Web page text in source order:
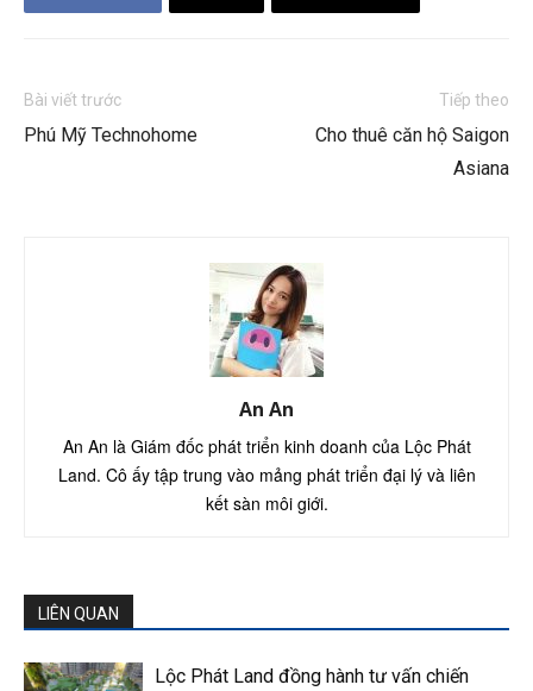
Bài viết trước
Phú Mỹ Technohome
Tiếp theo
Cho thuê căn hộ Saigon
Asiana
An An
An An là Giám đốc phát triển kinh doanh của Lộc Phát
Land. Cô ấy tập trung vào mảng phát triển đại lý và liên
kết sàn môi giới.
LIÊN QUAN
Lộc Phát Land đồng hành tư vấn chiến